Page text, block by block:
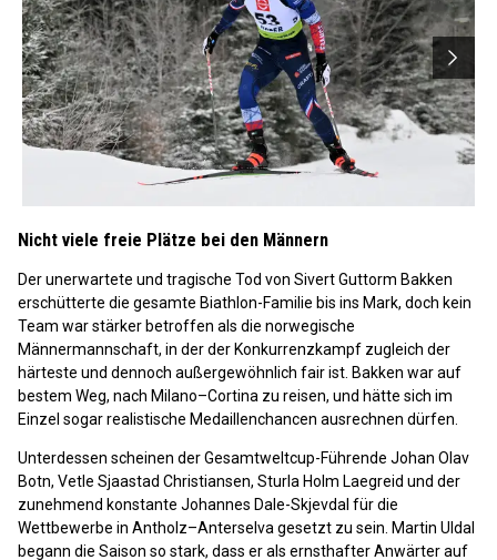
Nicht viele freie Plätze bei den Männern
Der unerwartete und tragische Tod von Sivert Guttorm Bakken
erschütterte die gesamte Biathlon-Familie bis ins Mark, doch kein
Team war stärker betroffen als die norwegische
Männermannschaft, in der der Konkurrenzkampf zugleich der
härteste und dennoch außergewöhnlich fair ist. Bakken war auf
bestem Weg, nach Milano–Cortina zu reisen, und hätte sich im
Einzel sogar realistische Medaillenchancen ausrechnen dürfen.
Unterdessen scheinen der Gesamtweltcup-Führende Johan Olav
Botn, Vetle Sjaastad Christiansen, Sturla Holm Laegreid und der
zunehmend konstante Johannes Dale-Skjevdal für die
Wettbewerbe in Antholz–Anterselva gesetzt zu sein. Martin Uldal
begann die Saison so stark, dass er als ernsthafter Anwärter auf